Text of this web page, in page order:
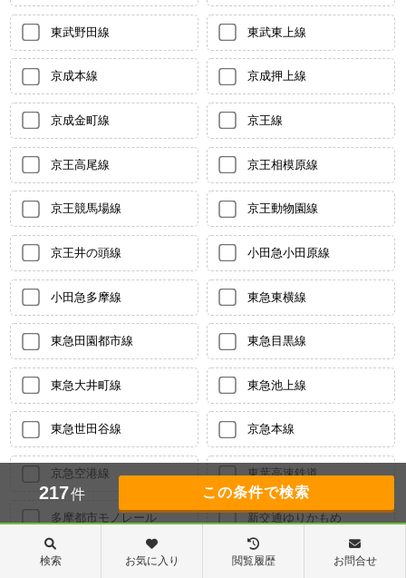
東武野田線 東武東上線
京成本線 京成押上線
京成金町線 京王線
京王高尾線 京王相模原線
京王競馬場線 京王動物園線
京王井の頭線 小田急小田原線
小田急多摩線 東急東横線
東急田園都市線 東急目黒線
東急大井町線 東急池上線
東急世田谷線 京急本線
京急空港線 東葉高速鉄道
多摩都市モノレール 新交通ゆりかもめ
東京臨海高速りんかい線 東急多摩川線
217件
検索 お気に入り 閲覧履歴 お問合せ